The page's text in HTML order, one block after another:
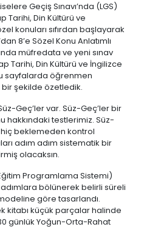
Geçiş Sınavı’nda (LGS)
Tarihi, Din Kültürü ve
konuları sıfırdan başlayarak
8’e Sözel Konu Anlatımlı
müfredata ve yeni sınav
Tarihi, Din Kültürü ve İngilizce
sayfalarda öğrenmen
şekilde özetledik.
Geç’ler var. Süz-Geç’ler bir
hakkındaki testlerimiz. Süz-
beklemeden kontrol
adım adım sistematik bir
olacaksın.
Programlama Sistemi)
bölünerek belirli süreli
göre tasarlandı.
kitabı küçük parçalar halinde
günlük Yoğun-Orta-Rahat